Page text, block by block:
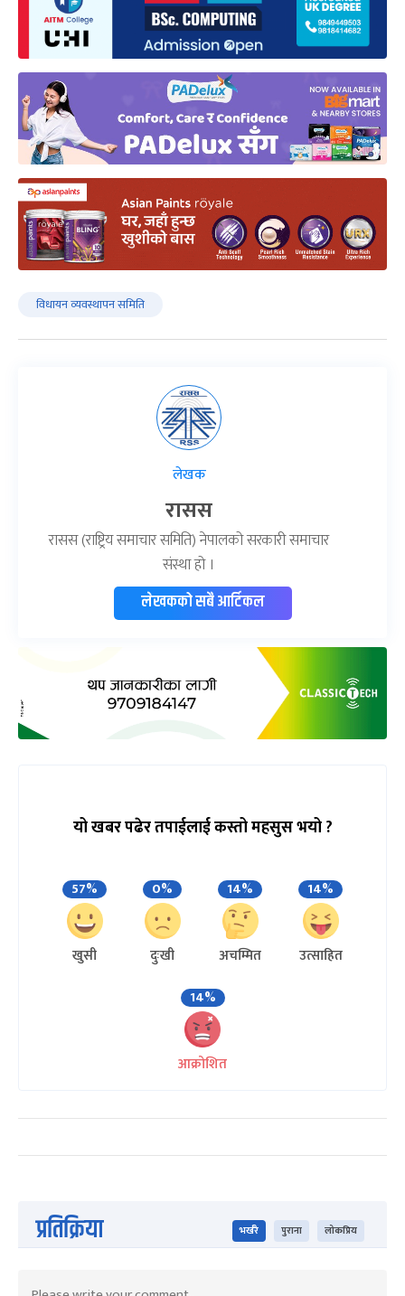
विधायन व्यवस्थापन समिति
लेखक
रासस
रासस (राष्ट्रिय समाचार समिति) नेपालको सरकारी समाचार
संस्था हो ।
लेखकको सबै आर्टिकल
यो खबर पढेर तपाईलाई कस्तो महसुस भयो ?
57%
खुसी
0%
दुःखी
14%
अचम्मित
14%
उत्साहित
14%
आक्रोशित
प्रतिक्रिया भर्खरै पुराना लोकप्रिय